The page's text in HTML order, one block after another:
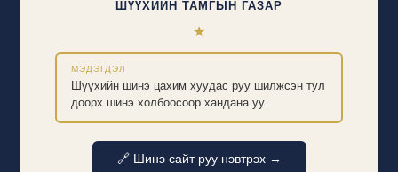
ШҮҮХИЙН ТАМГЫН ГАЗАР
★
МЭДЭГДЭЛ
Шүүхийн шинэ цахим хуудас руу шилжсэн тул
доорх шинэ холбоосоор хандана уу.
🔗 Шинэ сайт руу нэвтрэх →